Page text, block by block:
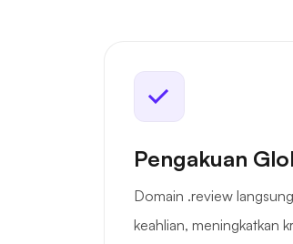
Pengakuan
Domain .review
keahlian, meningkatkan